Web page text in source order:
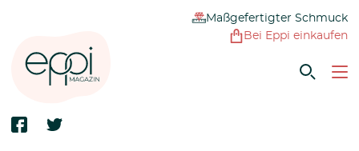
Maßgefertigter Schmuck
Bei Eppi einkaufen